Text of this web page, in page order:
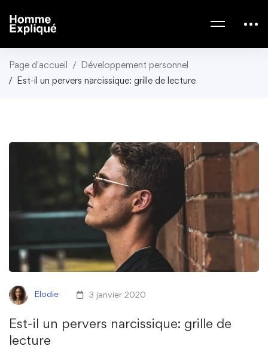
Page d'accueil
Développement personnel
Est-il un pervers narcissique: grille de lecture
Elodie 3 janvier 2020
Est-il un pervers narcissique: grille de
lecture